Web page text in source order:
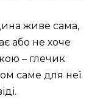
живе сама,
або не хоче
– глечик
саме для неї.